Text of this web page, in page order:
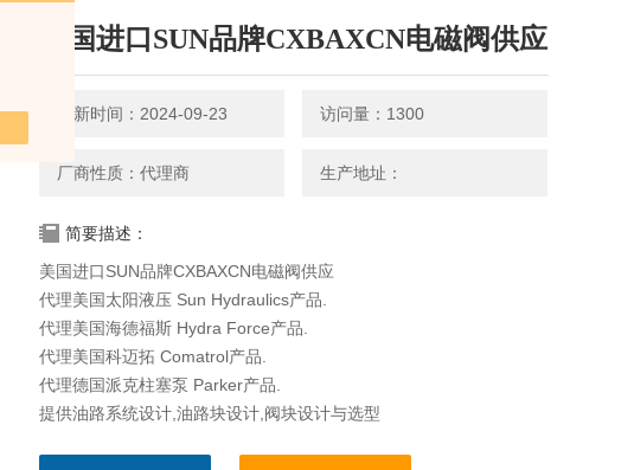
美国进口SUN品牌CXBAXCN电磁阀供应
更新时间：2024-09-23 访问量：1300
厂商性质：代理商 生产地址：
简要描述：
美国进口SUN品牌CXBAXCN电磁阀供应
代理美国太阳液压 Sun Hydraulics产品.
代理美国海德福斯 Hydra Force产品.
代理美国科迈拓 Comatrol产品.
代理德国派克柱塞泵 Parker产品.
提供油路系统设计,油路块设计,阀块设计与选型